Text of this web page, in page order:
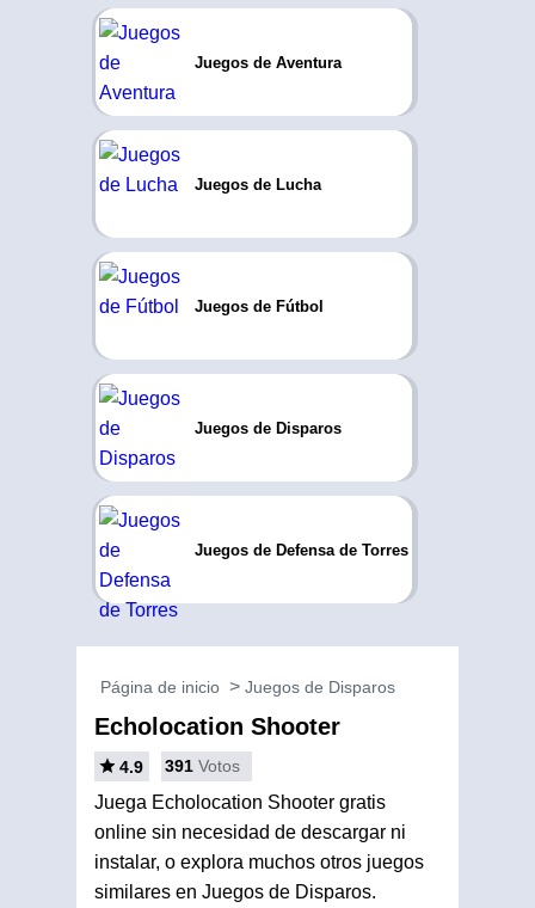
Juegos de Aventura
Juegos de Lucha
Juegos de Fútbol
Juegos de Disparos
Juegos de Defensa de Torres
Página de inicio Juegos de Disparos
Echolocation Shooter
4.9 391 Votos
Juega Echolocation Shooter gratis
online sin necesidad de descargar ni
instalar, o explora muchos otros juegos
similares en Juegos de Disparos.